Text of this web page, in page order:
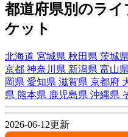
都道府県別のラ
ケット
北海道 宮城県 秋田県 茨城県
京都 神奈川県 新潟県 富山県
岡県 愛知県 滋賀県 京都府
県 熊本県 鹿児島県 沖縄県
2026-06-12更新